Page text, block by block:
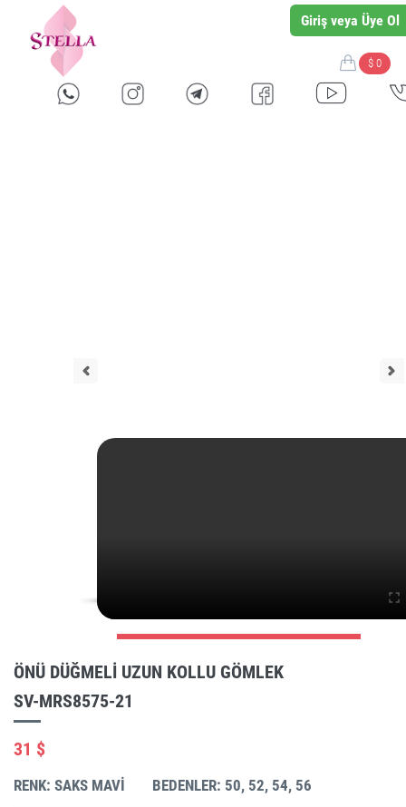
Giriş veya Üye Ol
$ 0
ÖNÜ DÜĞMELI UZUN KOLLU GÖMLEK
SV-MRS8575-21
31 $
RENK: SAKS MAVI BEDENLER: 50, 52, 54, 56